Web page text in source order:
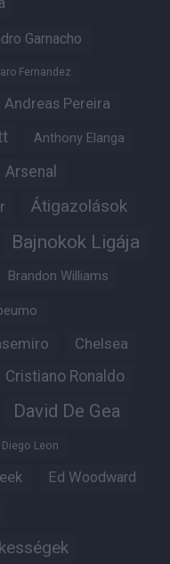
Garnacho
Fernandez
Andreas Pereira
Anthony Elanga
Arsenal
Átigazolások
Bajnokok Ligája
Brandon Williams
Chelsea
Cristiano Ronaldo
David De Gea
Diego Leon
Ed Woodward